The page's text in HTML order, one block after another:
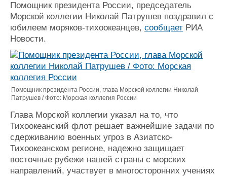
Компании
Репутация
Работа
Крюинг
Журнал
Оборудование
Изделия
Выставки и семинары
Личности
Словарь
Галерея флота
Форум
Отзывы
Все службы
Помощник президента России, председатель
Морской коллегии Николай Патрушев поздравил с
юбилеем моряков-тихоокеанцев, сообщает РИА
Новости.
Помощник президента России, глава Морской коллегии Николай
Патрушев / Фото: Морская коллегия России
Глава Морской коллегии указал на то, что
Тихоокеанский флот решает важнейшие задачи по
сдерживанию военных угроз в Азиатско-
Тихоокеанском регионе, надежно защищает
восточные рубежи нашей страны с морских
направлений, участвует в многосторонних учениях